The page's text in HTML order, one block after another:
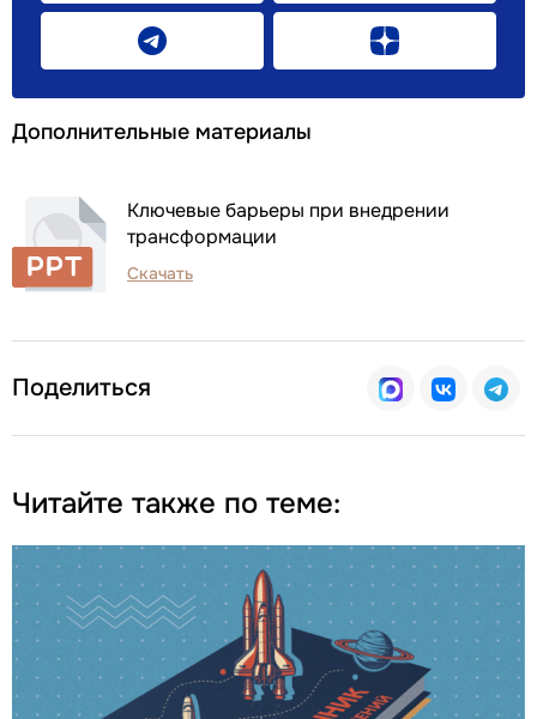
Дополнительные материалы
Ключевые барьеры при внедрении
трансформации
Скачать
Поделиться
Читайте также по теме: